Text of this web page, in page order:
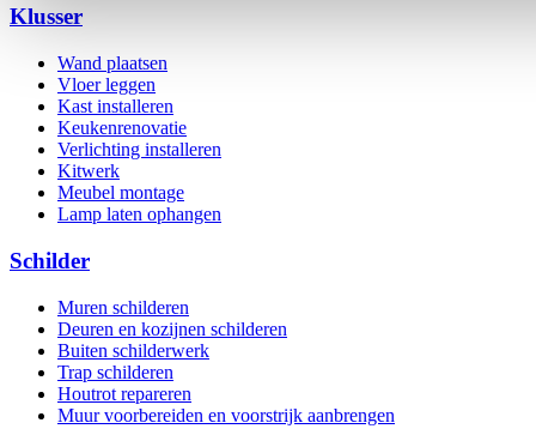
Klusser
Wand plaatsen
Vloer leggen
Kast installeren
Keukenrenovatie
Verlichting installeren
Kitwerk
Meubel montage
Lamp laten ophangen
Schilder
Muren schilderen
Deuren en kozijnen schilderen
Buiten schilderwerk
Trap schilderen
Houtrot repareren
Muur voorbereiden en voorstrijk aanbrengen